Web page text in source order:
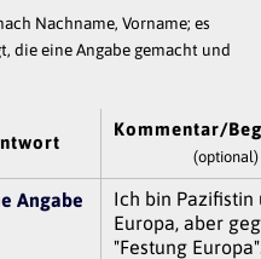
Nachname, Vorname; es
die eine Angabe gemacht und
Kommentar/
(optional)
Angabe
Ich bin Pazifistin
Europa, aber
"Festung